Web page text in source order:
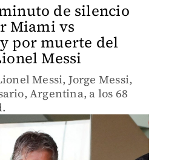
de silencio
Miami vs
por muerte del
Messi
Messi, Jorge Messi,
Argentina, a los 68